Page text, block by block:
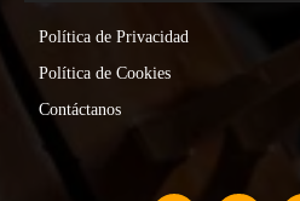
Política de Privacidad
Política de Cookies
Contáctanos